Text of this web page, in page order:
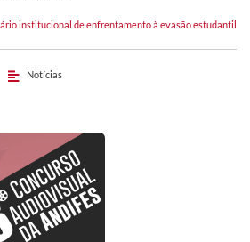
institucional de enfrentamento à evasão estudantil
Notícias